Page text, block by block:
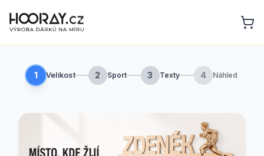
1 Velikost 2 Sport 3 Texty 4 Náhled